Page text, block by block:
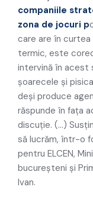
companiile
zona de jocuri p
care are în
termic, este
intervină în acest
şoarecele şi
deşi produce
răspunde în faţa
discuţie. (…)
să lucrăm, într-o
pentru ELCEN,
bucureşteni şi
Ivan.